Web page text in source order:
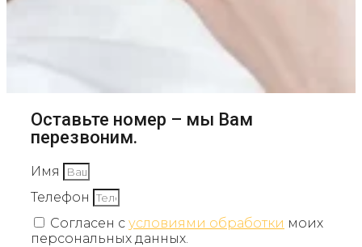
Оставьте номер – мы Вам
перезвоним.
Имя
Телефон
Согласен с условиями обработки моих
персональных данных.